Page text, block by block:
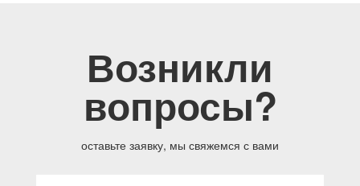
Возникли
вопросы?
оставьте заявку, мы свяжемся с вами